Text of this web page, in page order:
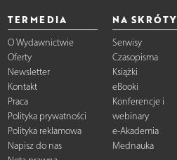
TERMEDIA
O Wydawnictwie
Oferty
Newsletter
Kontakt
Praca
Polityka prywatności
Polityka reklamowa
Napisz do nas
NA SKRÓTY
Serwisy
Czasopisma
Książki
eBooki
Konferencje i
webinary
e-Akademia
Mednauka